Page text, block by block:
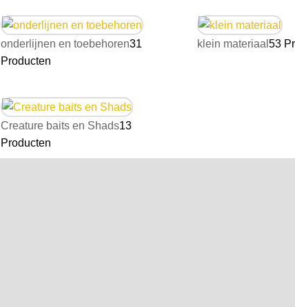
onderlijnen en toebehoren31
Producten
klein materiaal 53
Creature baits en Shads13
Producten